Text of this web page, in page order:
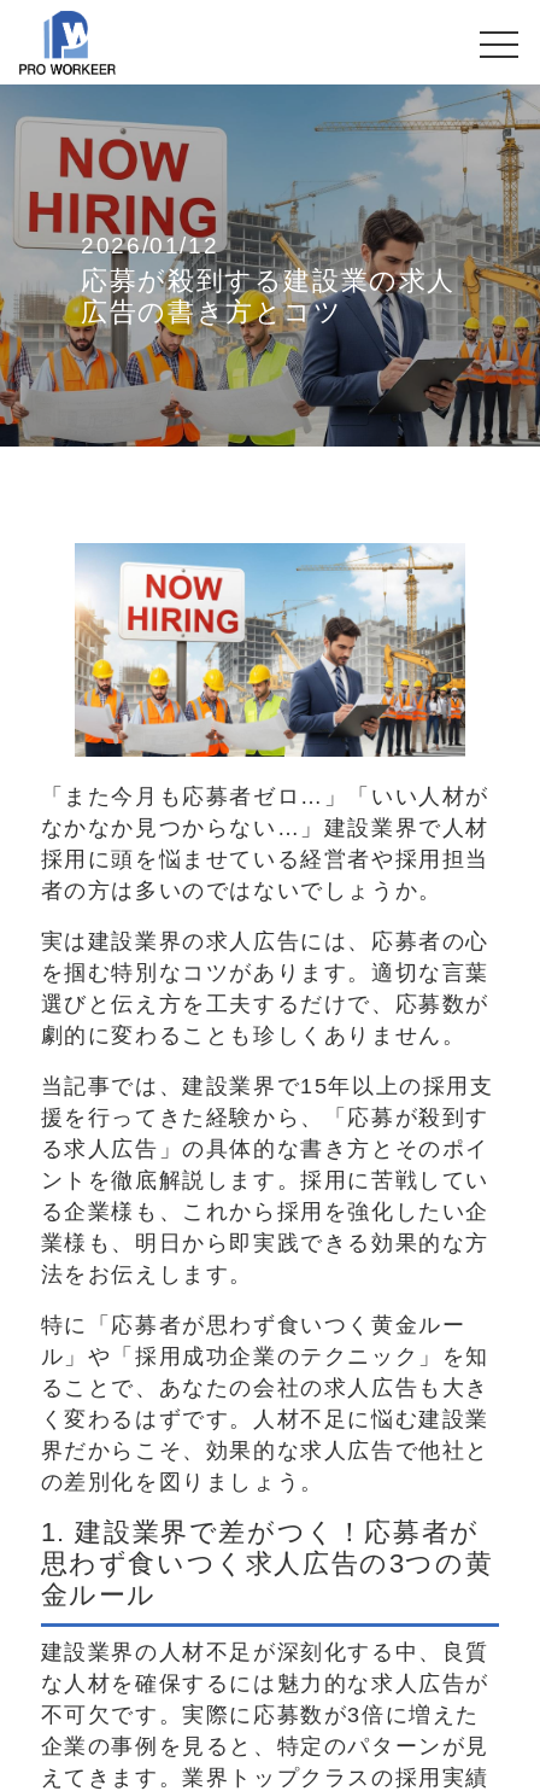
2026/01/12
応募が殺到する建設業の求人
広告の書き方とコツ
「また今月も応募者ゼロ…」「いい人材が
なかなか見つからない…」建設業界で人材
採用に頭を悩ませている経営者や採用担当
者の方は多いのではないでしょうか。
実は建設業界の求人広告には、応募者の心
を掴む特別なコツがあります。適切な言葉
選びと伝え方を工夫するだけで、応募数が
劇的に変わることも珍しくありません。
当記事では、建設業界で15年以上の採用支
援を行ってきた経験から、「応募が殺到す
る求人広告」の具体的な書き方とそのポイ
ントを徹底解説します。採用に苦戦してい
る企業様も、これから採用を強化したい企
業様も、明日から即実践できる効果的な方
法をお伝えします。
特に「応募者が思わず食いつく黄金ルー
ル」や「採用成功企業のテクニック」を知
ることで、あなたの会社の求人広告も大き
く変わるはずです。人材不足に悩む建設業
界だからこそ、効果的な求人広告で他社と
の差別化を図りましょう。
1. 建設業界で差がつく！応募者が
思わず食いつく求人広告の3つの黄
金ルール
建設業界の人材不足が深刻化する中、良質
な人材を確保するには魅力的な求人広告が
不可欠です。実際に応募数が3倍に増えた
企業の事例を見ると、特定のパターンが見
えてきます。業界トップクラスの採用実績